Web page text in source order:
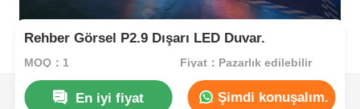
Rehber Görsel P2.9 Dışarı LED Duvar.
MOQ：1 Fiyat：Pazarlık edilebilir
En iyi fiyat Şimdi konuşalım.